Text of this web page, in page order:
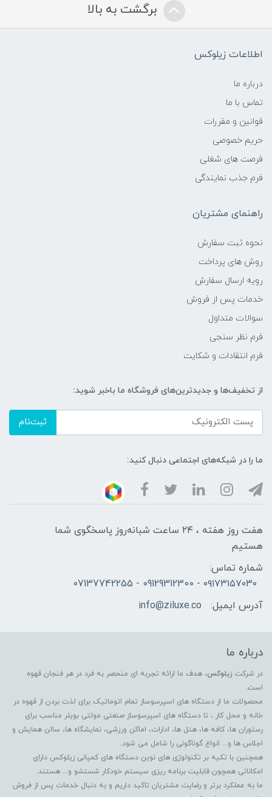
برگشت به بالا
اطلاعات زیلوکس
درباره ما
تماس با ما
قوانین و مقررات
حریم خصوصی
فرصت های شغلی
فرم جذب نمایندگی
راهنمای مشتریان
نحوه ثبت سفارش
روش های پرداخت
رویه ارسال سفارش
خدمات پس از فروش
سوالات متداول
فرم نظر سنجی
فرم انتقادات و شکایت
از تخفیف‌ها و جدیدترین‌های فروشگاه ما باخبر شوید:
ثبت‌نام
ما را در شبکه‌های اجتماعی دنبال کنید:
هفت روز هفته ، ۲۴ ساعت شبانه‌روز پاسخگوی شما
هستیم
شماره تماس:
۰۹۱۷۳۱۵۷۰۳۰ - 09129312300 - 07137742255
آدرس ایمیل:
info@ziluxe.co
درباره ما
در شرکت زیلوکس، هدف ما ارائه تجربه ای منحصر به فرد در هر فنجان قهوه
است.
محصولات ما از دستگاه های اسپرسوساز تمام اتوماتیک برای لذت بردن از قهوه در
خانه و محل کار ، تا دستگاه های اسپرسوساز صنعتی مولتی بویلر مناسب برای
رستوران ها، کافه ها، هتل ها، ادارات، اماکن ورزشی، نمایشگاه ها، سالن همایش و
اجلاس ها و... انواع گوناگونی را شامل می شود.
همچنین با تکیه بر تکنولوژی های نوین دستگاه های کمپانی زیلوکس دارای
امکاناتی همچون قابلیت برنامه ریزی سیستم خودکار شستشو و... هستند.
ما به عملکرد برتر و رضایت مشتریان تاکید داریم و به دنبال خدمات پس از فروش